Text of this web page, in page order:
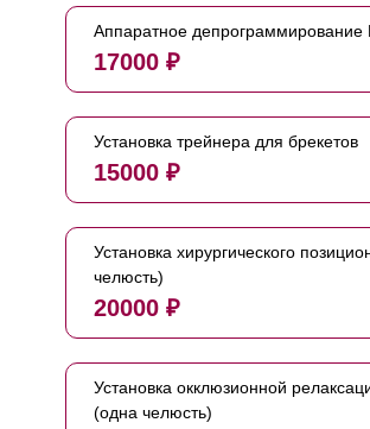
Аппаратное депрограммирование
17000 ₽
Установка трейнера для брекетов
15000 ₽
Установка хирургического
челюсть)
20000 ₽
Установка окклюзионной
(одна челюсть)